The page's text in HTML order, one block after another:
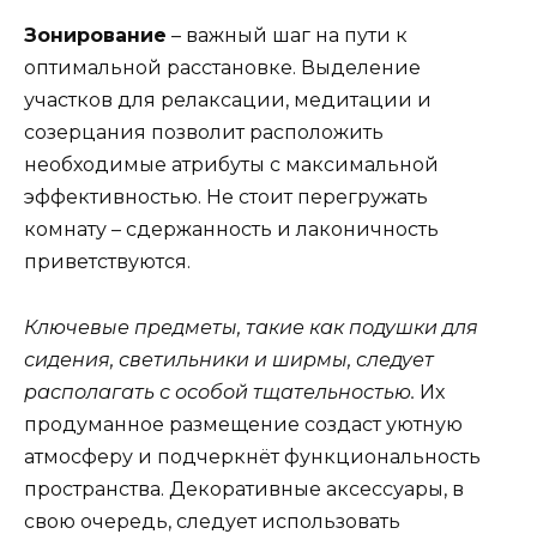
Зонирование – важный шаг на пути к
оптимальной расстановке. Выделение
участков для релаксации, медитации и
созерцания позволит расположить
необходимые атрибуты с максимальной
эффективностью. Не стоит перегружать
комнату – сдержанность и лаконичность
приветствуются.
Ключевые предметы, такие как подушки для
сидения, светильники и ширмы, следует
располагать с особой тщательностью. Их
продуманное размещение создаст уютную
атмосферу и подчеркнёт функциональность
пространства. Декоративные аксессуары, в
свою очередь, следует использовать